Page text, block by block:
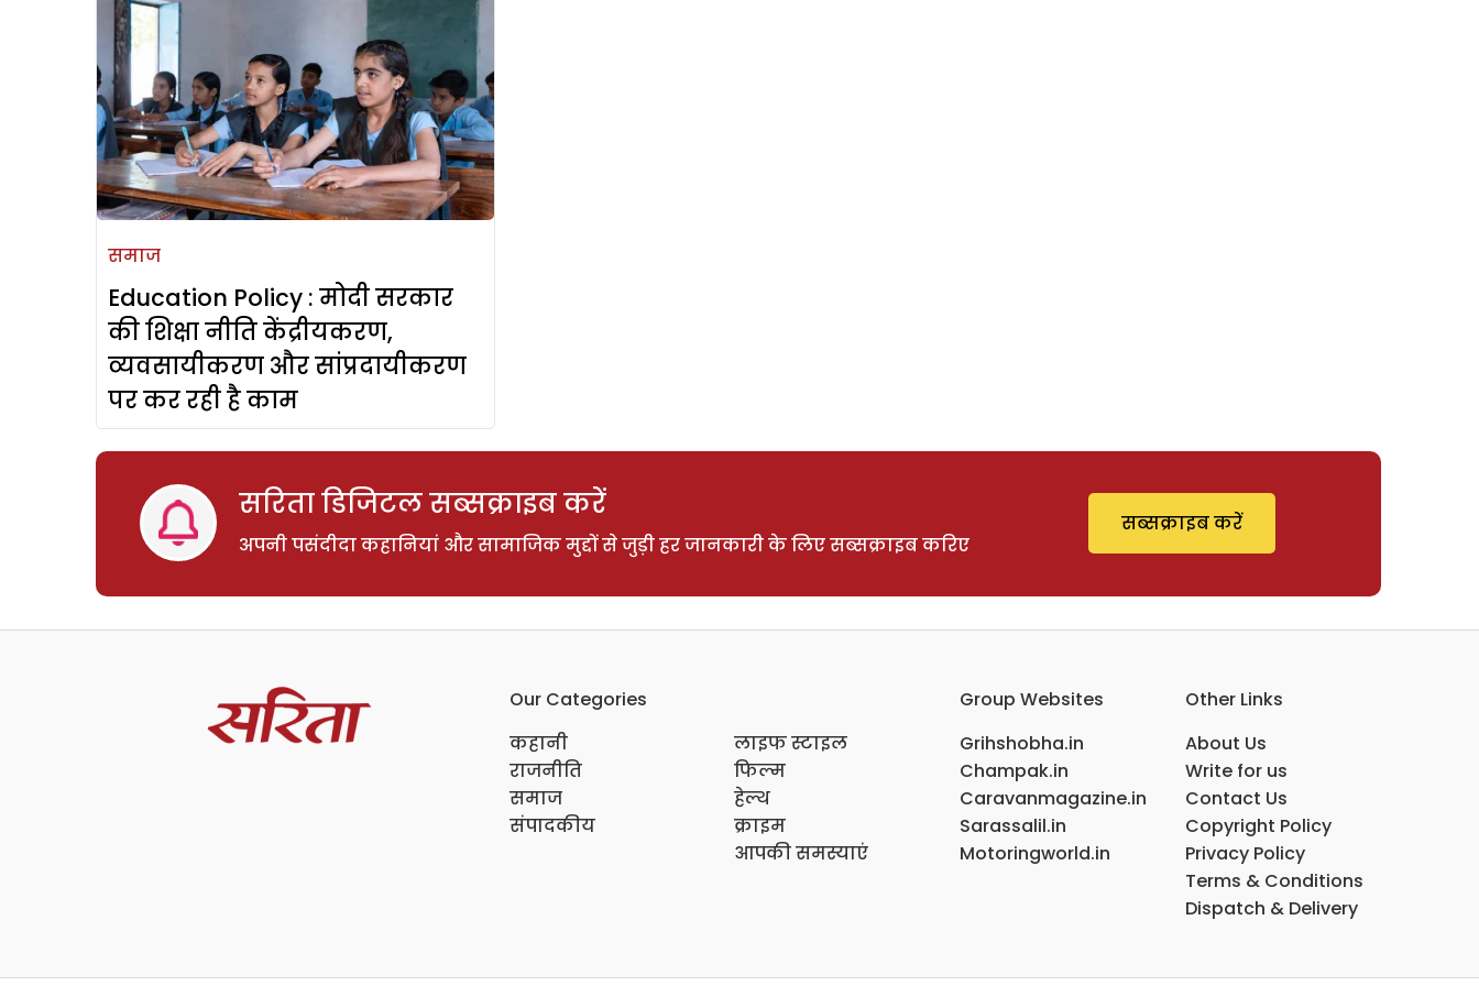
समाज
Education Policy : मोदी सरकार
की शिक्षा नीति केंद्रीयकरण,
व्यवसायीकरण और सांप्रदायीकरण
पर कर रही है काम
सरिता डिजिटल सब्सक्राइब करें
अपनी पसंदीदा कहानियां और सामाजिक मुद्दों से जुड़ी हर जानकारी के लिए सब्सक्राइब करिए
सब्सक्राइब करें
Our Categories
कहानी
राजनीति
समाज
संपादकीय
लाइफ स्टाइल
फिल्म
हेल्थ
क्राइम
आपकी समस्याएं
Group Websites
Grihshobha.in
Champak.in
Caravanmagazine.in
Sarassalil.in
Motoringworld.in
Other Links
About Us
Write for us
Contact Us
Copyright Policy
Privacy Policy
Terms & Conditions
Dispatch & Delivery